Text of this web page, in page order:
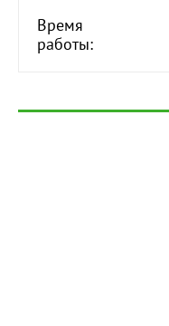
Время
работы: